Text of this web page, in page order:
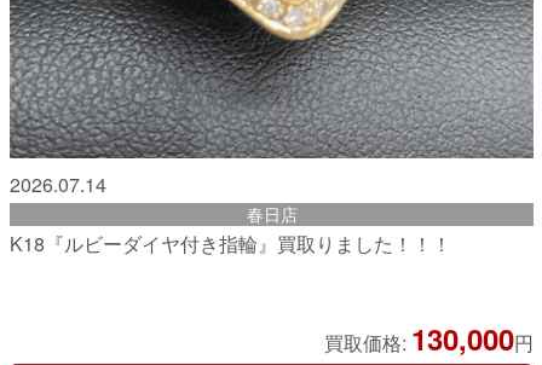
2026.07.14
春日店
K18『ルビーダイヤ付き指輪』買取りました！！！
買取価格: 130,000円